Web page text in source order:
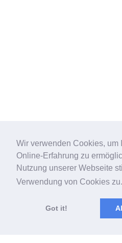
Wir verwenden Cookies, um
Online-Erfahrung zu
Nutzung unserer Webseite
Verwendung von Cookies zu.
Got it!